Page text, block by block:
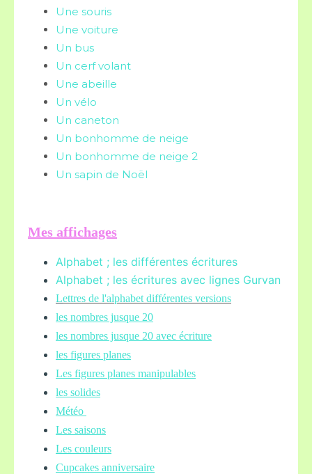
Une souris
Une voiture
Un bus
Un cerf volant
Une abeille
Un vélo
Un caneton
Un bonhomme de neige
Un bonhomme de neige 2
Un sapin de Noël
Mes affichages
Alphabet ; les différentes écritures
Alphabet ; les écritures avec lignes Gurvan
Lettres de l'alphabet différentes versions
les nombres jusque 20
les nombres jusque 20 avec écriture
les figures planes
Les figures planes manipulables
les solides
Météo
Les saisons
Les couleurs
Cupcakes anniversaire